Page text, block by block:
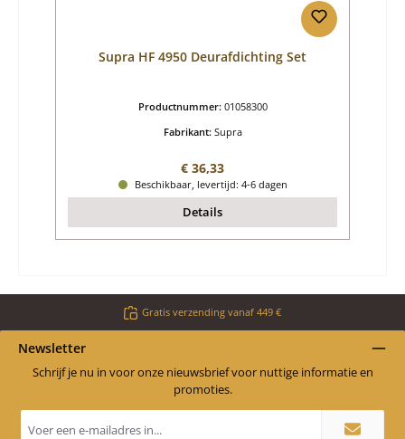
Supra HF 4950 Deurafdichting Set
Productnummer: 01058300
Fabrikant: Supra
Normale prijs:
€ 36,33
Beschikbaar, levertijd: 4-6 dagen
Details
Gratis verzending vanaf 449 €
Newsletter
Schrijf je nu in voor onze nieuwsbrief voor nuttige informatie en
promoties.
E-
mailadres